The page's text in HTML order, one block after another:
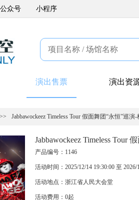
众号 小程序
演出售票 演出资
>> Jabbawockeez Timeless Tour 假面舞团“永恒”巡演
Jabbawockeez Timeless Tour
产品编号：1146
活动时间：2025/12/14 19:30:00 至 2026/
活动地点：浙江省人民大会堂
活动费用：0起